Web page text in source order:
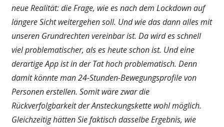
neue Realität: die Frage, wie es nach dem Lockdown auf
längere Sicht weitergehen soll. Und wie das dann alles mit
unseren Grund­rechten vereinbar ist. Da wird es schnell
viel problematischer, als es heute schon ist. Und eine
derartige App ist in der Tat hoch problematisch. Denn
damit könnte man 24-Stunden-Bewegungs­profile von
Personen erstellen. Somit wäre zwar die
Rückverfolgbarkeit der Ansteckungs­kette wohl möglich.
Gleichzeitig hätten Sie faktisch dasselbe Ergebnis, wie